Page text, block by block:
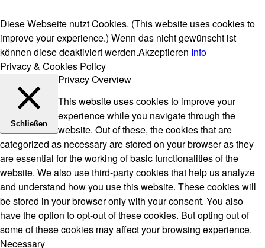
Diese Webseite nutzt Cookies. (This website uses cookies to
improve your experience.) Wenn das nicht gewünscht ist
können diese deaktiviert werden.Akzeptieren Info
Privacy & Cookies Policy
Schließen
Privacy Overview
This website uses cookies to improve your
experience while you navigate through the
website. Out of these, the cookies that are
categorized as necessary are stored on your browser as they
are essential for the working of basic functionalities of the
website. We also use third-party cookies that help us analyze
and understand how you use this website. These cookies will
be stored in your browser only with your consent. You also
have the option to opt-out of these cookies. But opting out of
some of these cookies may affect your browsing experience.
Necessary